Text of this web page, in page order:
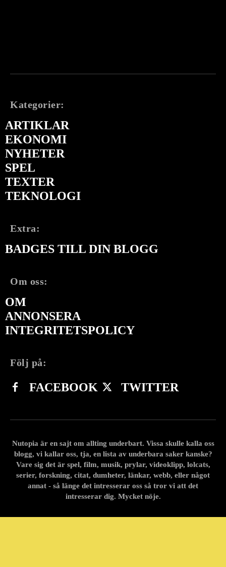
Kategorier:
ARTIKLAR
EKONOMI
NYHETER
SPEL
TEXTER
TEKNOLOGI
Extra:
BADGES TILL DIN BLOGG
Om oss:
OM
ANNONSERA
INTEGRITETSPOLICY
Följ på:
FACEBOOK TWITTER
Nutopia är en sajt om allting underbart. Vissa skulle kalla oss
blogg, vi kallar oss, tja, en lista av underbara saker kanske?
Vare sig det är spel, film, musik, prylar, videoklipp, lolcats,
serier, forskning, citat, dumheter, länkar, webb, eller något
annat - så länge det intresserar oss så tror vi att det
intresserar dig. Mycket nöje.